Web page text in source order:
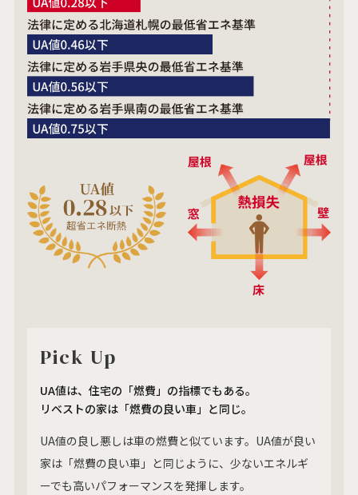
Pick Up
UA値は、住宅の「燃費」の指標でもある。
リベストの家は「燃費の良い車」と同じ。
UA値の良し悪しは車の燃費と似ています。UA値が良い
家は「燃費の良い車」と同じように、少ないエネルギ
ーでも高いパフォーマンスを発揮します。